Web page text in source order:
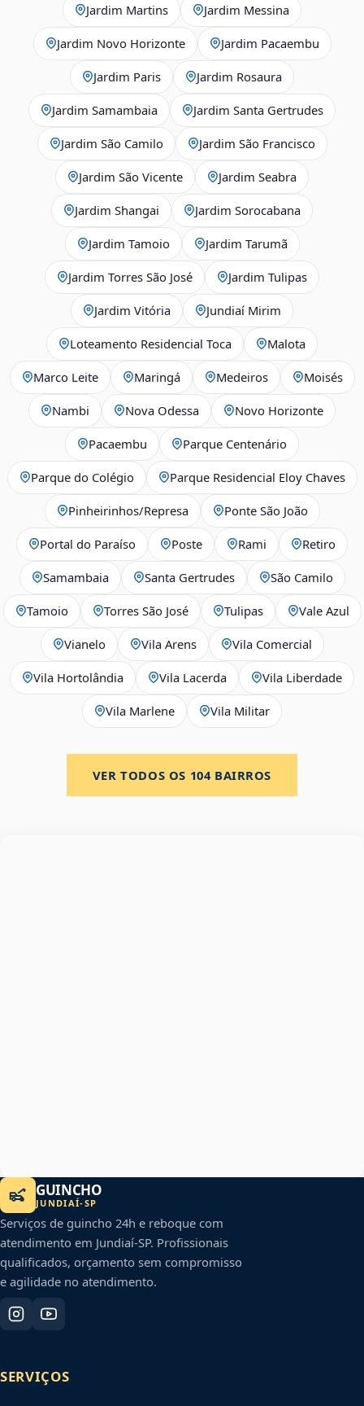
Jardim Martins Jardim Messina
Jardim Novo Horizonte Jardim Pacaembu
Jardim Paris Jardim Rosaura
Jardim Samambaia Jardim Santa Gertrudes
Jardim São Camilo Jardim São Francisco
Jardim São Vicente Jardim Seabra
Jardim Shangai Jardim Sorocabana
Jardim Tamoio Jardim Tarumã
Jardim Torres São José Jardim Tulipas
Jardim Vitória Jundiaí Mirim
Loteamento Residencial Toca Malota
Marco Leite Maringá Medeiros Moisés
Nambi Nova Odessa Novo Horizonte
Pacaembu Parque Centenário
Parque do Colégio Parque Residencial Eloy Chaves
Pinheirinhos/Represa Ponte São João
Portal do Paraíso Poste Rami Retiro
Samambaia Santa Gertrudes São Camilo
Tamoio Torres São José Tulipas Vale Azul
Vianelo Vila Arens Vila Comercial
Vila Hortolândia Vila Lacerda Vila Liberdade
Vila Marlene Vila Militar
VER TODOS OS 104BAIRROS
GUINCHO
JUNDIAÍ-SP
Serviços de guincho 24h e reboque com
atendimento em Jundiaí-SP. Profissionais
qualificados, orçamento sem compromisso
e agilidade no atendimento.
SERVIÇOS